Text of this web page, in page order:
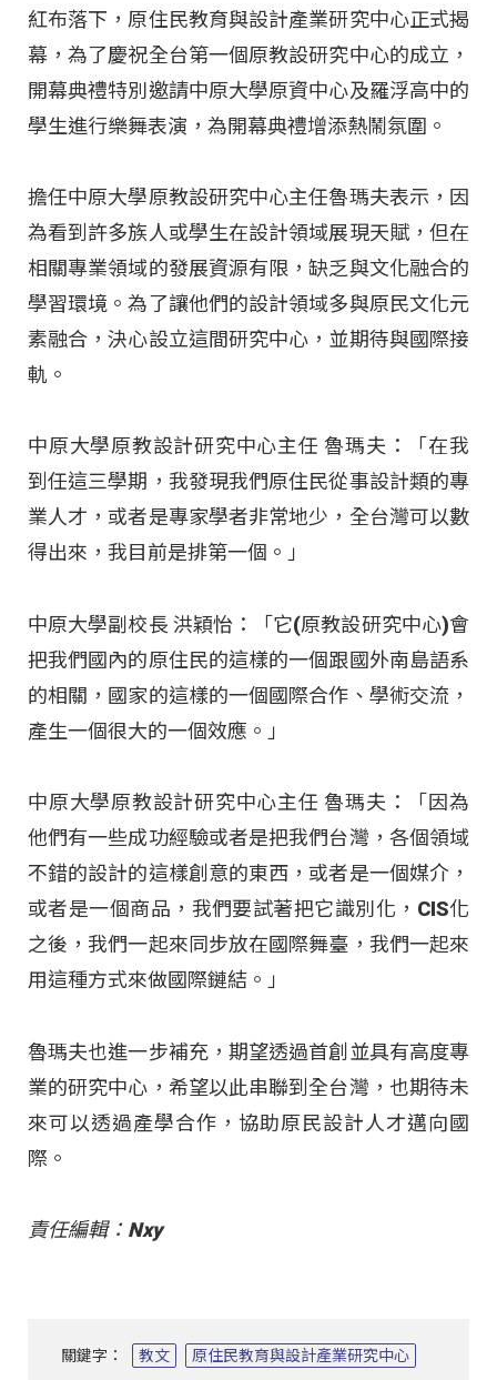
紅布落下，原住民教育與設計產業研究中心正式揭
幕，為了慶祝全台第一個原教設研究中心的成立，
開幕典禮特別邀請中原大學原資中心及羅浮高中的
學生進行樂舞表演，為開幕典禮增添熱鬧氛圍。
擔任中原大學原教設研究中心主任魯瑪夫表示，因
為看到許多族人或學生在設計領域展現天賦，但在
相關專業領域的發展資源有限，缺乏與文化融合的
學習環境。為了讓他們的設計領域多與原民文化元
素融合，決心設立這間研究中心，並期待與國際接
軌。
中原大學原教設計研究中心主任 魯瑪夫：「在我
到任這三學期，我發現我們原住民從事設計類的專
業人才，或者是專家學者非常地少，全台灣可以數
得出來，我目前是排第一個。」
中原大學副校長 洪穎怡：「它(原教設研究中心)會
把我們國內的原住民的這樣的一個跟國外南島語系
的相關，國家的這樣的一個國際合作、學術交流，
產生一個很大的一個效應。」
中原大學原教設計研究中心主任 魯瑪夫：「因為
他們有一些成功經驗或者是把我們台灣，各個領域
不錯的設計的這樣創意的東西，或者是一個媒介，
或者是一個商品，我們要試著把它識別化，CIS化
之後，我們一起來同步放在國際舞臺，我們一起來
用這種方式來做國際鏈結。」
魯瑪夫也進一步補充，期望透過首創並具有高度專
業的研究中心，希望以此串聯到全台灣，也期待未
來可以透過產學合作，協助原民設計人才邁向國
際。
責任編輯：Nxy
關鍵字： 教文 原住民教育與設計產業研究中心